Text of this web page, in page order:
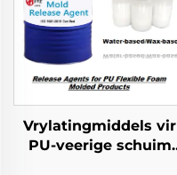
Vrylatingmiddels vir
PU-veerige schuim